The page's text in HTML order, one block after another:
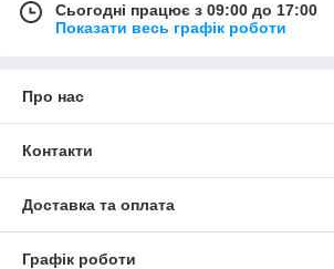
Сьогодні працює з 09:00 до 17:00
Показати весь графік роботи
Про нас
Контакти
Доставка та оплата
Графік роботи